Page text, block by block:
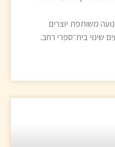
משותפת יוצרים
שינוי בית־ספרי רחב.